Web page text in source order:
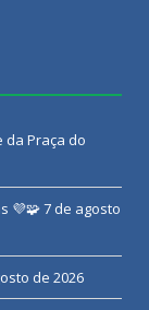
Praça do
💜🧩7 de agosto
de 2026